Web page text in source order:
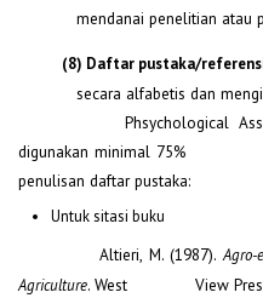
mendanai penelitian atau
(8) Daftar pustaka/
secara alfabetis dan
Phsychological
digunakan minimal 75%
penulisan daftar pustaka:
Untuk sitasi buku
Altieri, M. (1987).Agro-
Agriculture. West View Press: